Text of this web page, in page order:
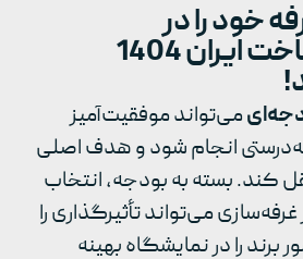
خود را در
نمایشگاه ساخت ایران 1404
می‌تواند موفقیت‌آمیز
انجام شود و هدف اصلی
کند. بسته به بودجه، انتخاب
می‌تواند تأثیرگذاری را
را در نمایشگاه بهینه